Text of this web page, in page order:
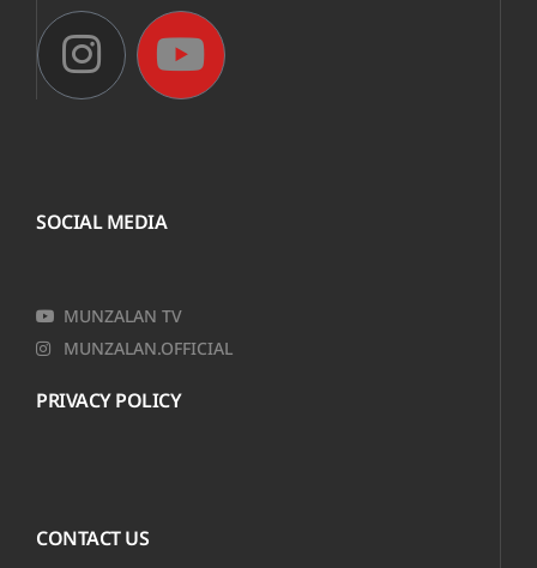
SOCIAL MEDIA
MUNZALAN TV
MUNZALAN.OFFICIAL
PRIVACY POLICY
CONTACT US